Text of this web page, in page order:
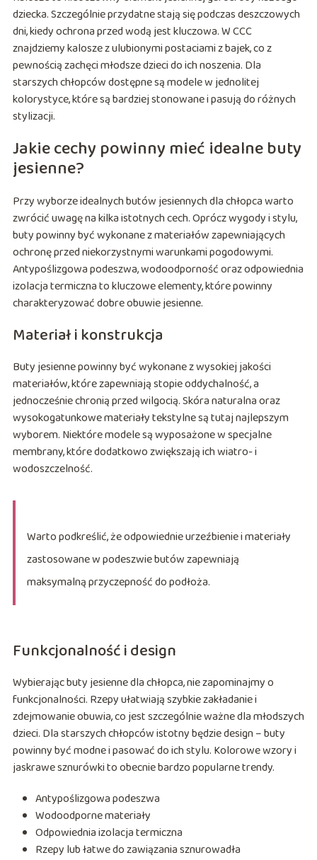
dziecka. Szczególnie przydatne stają się podczas deszczowych
dni, kiedy ochrona przed wodą jest kluczowa. W CCC
znajdziemy kalosze z ulubionymi postaciami z bajek, co z
pewnością zachęci młodsze dzieci do ich noszenia. Dla
starszych chłopców dostępne są modele w jednolitej
kolorystyce, które są bardziej stonowane i pasują do różnych
stylizacji.
Jakie cechy powinny mieć idealne buty
jesienne?
Przy wyborze idealnych butów jesiennych dla chłopca warto
zwrócić uwagę na kilka istotnych cech. Oprócz wygody i stylu,
buty powinny być wykonane z materiałów zapewniających
ochronę przed niekorzystnymi warunkami pogodowymi.
Antypoślizgowa podeszwa, wodoodporność oraz odpowiednia
izolacja termiczna to kluczowe elementy, które powinny
charakteryzować dobre obuwie jesienne.
Materiał i konstrukcja
Buty jesienne powinny być wykonane z wysokiej jakości
materiałów, które zapewniają stopie oddychalność, a
jednocześnie chronią przed wilgocią. Skóra naturalna oraz
wysokogatunkowe materiały tekstylne są tutaj najlepszym
wyborem. Niektóre modele są wyposażone w specjalne
membrany, które dodatkowo zwiększają ich wiatro- i
wodoszczelność.
Warto podkreślić, że odpowiednie urzeźbienie i materiały
zastosowane w podeszwie butów zapewniają
maksymalną przyczepność do podłoża.
Funkcjonalność i design
Wybierając buty jesienne dla chłopca, nie zapominajmy o
funkcjonalności. Rzepy ułatwiają szybkie zakładanie i
zdejmowanie obuwia, co jest szczególnie ważne dla młodszych
dzieci. Dla starszych chłopców istotny będzie design – buty
powinny być modne i pasować do ich stylu. Kolorowe wzory i
jaskrawe sznurówki to obecnie bardzo popularne trendy.
Antypoślizgowa podeszwa
Wodoodporne materiały
Odpowiednia izolacja termiczna
Rzepy lub łatwe do zawiązania sznurowadła